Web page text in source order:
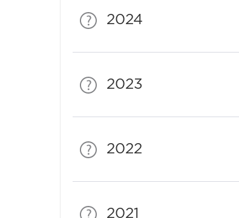
2024
2023
2022
2021